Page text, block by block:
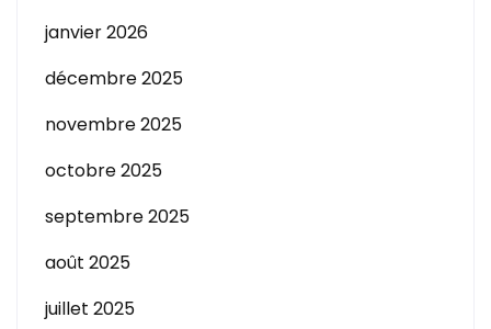
janvier 2026
décembre 2025
novembre 2025
octobre 2025
septembre 2025
août 2025
juillet 2025